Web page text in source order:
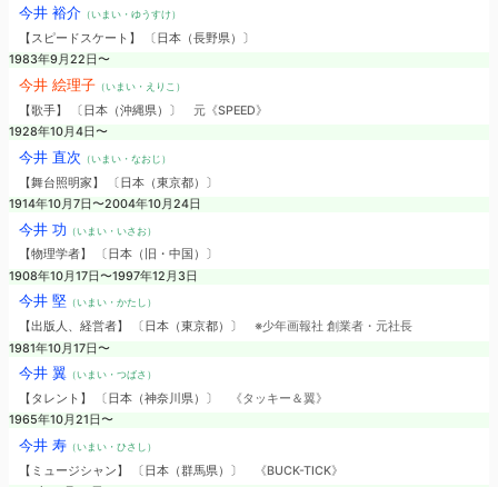
今井 裕介（いまい・ゆうすけ）
【スピードスケート】 〔日本（長野県）〕
1983年9月22日〜
今井 絵理子（いまい・えりこ）
【歌手】 〔日本（沖縄県）〕 元《SPEED》
1928年10月4日〜
今井 直次 （いまい・なおじ）
【舞台照明家】 〔日本（東京都）〕
1914年10月7日〜2004年10月24日
今井 功 （いまい・いさお）
【物理学者】 〔日本（旧・中国）〕
1908年10月17日〜1997年12月3日
今井 堅（いまい・かたし）
【出版人、経営者】 〔日本（東京都）〕 ※少年画報社 創業者・元社長
1981年10月17日〜
今井 翼（いまい・つばさ）
【タレント】 〔日本（神奈川県）〕
《タッキー＆翼》
1965年10月21日〜
今井 寿（いまい・ひさし）
【ミュージシャン】 〔日本（群馬県）〕
《BUCK-TICK》